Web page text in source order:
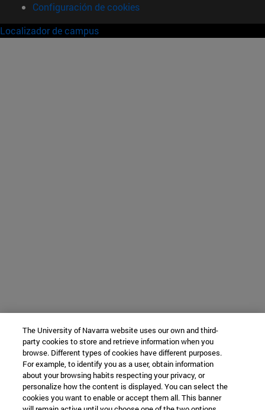
Configuración de cookies
Localizador de campus
The University of Navarra website uses our own and third-
party cookies to store and retrieve information when you
browse. Different types of cookies have different purposes.
For example, to identify you as a user, obtain information
about your browsing habits respecting your privacy, or
personalize how the content is displayed. You can select the
cookies you want to enable or accept them all. This banner